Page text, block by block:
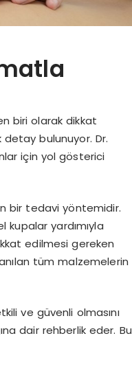
biri olarak dikkat
detay bulunuyor. Dr.
için yol gösterici
bir tedavi yöntemidir.
kupalar yardımıyla
edilmesi gereken
tüm malzemelerin
ve güvenli olmasını
dair rehberlik eder. Bu